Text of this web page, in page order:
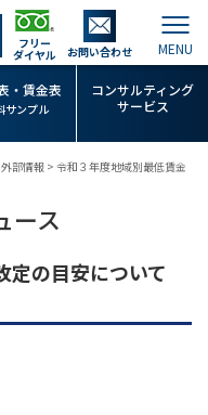
フリー
ダイヤル お問い合わせ
・賃金表
サンプル
コンサルティング
サービス
外部情報 > 令和３年度地域別最低賃金
ース
定の目安について